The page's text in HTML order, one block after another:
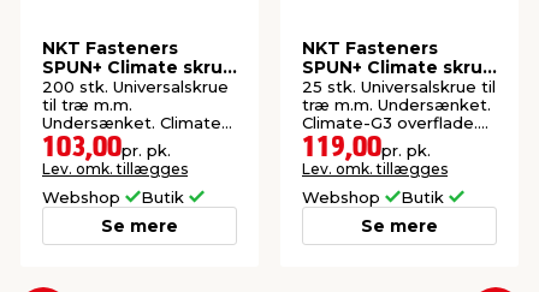
NKT Fasteners
SPUN+ Climate skrue
4,0x40 mm 200 stk.
200 stk. Universalskrue
til træ m.m.
Undersænket. Climate-
G3 overflade. Udendørs.
103,00pr. pk.
Lev. omk. tillægges
Webshop Butik
Se mere
NKT Fasteners
SPUN+ Climate skrue
6,0x100 mm 25 stk.
25 stk. Universalskrue til
træ m.m. Undersænket.
Climate-G3 overflade.
Udendørs.
119,00pr. pk.
Lev. omk. tillægges
Webshop Butik
Se mere